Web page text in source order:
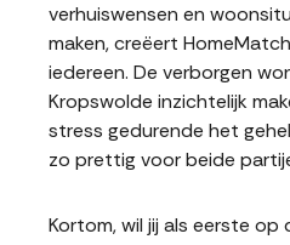
verhuiswensen en
maken, creëert
iedereen. De verborgen
Kropswolde inzichtelijk
stress gedurende het
zo prettig voor beide
Kortom, wil jij als eerste op